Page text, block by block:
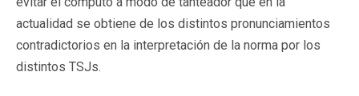
actualidad se obtiene de los distintos pronunciamientos
contradictorios en la interpretación de la norma por los
distintos TSJs.